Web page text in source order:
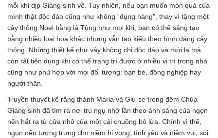
mỗi khi dịp Giáng sinh về. Tuy nhiên, nếu bạn muốn món quà của
mình thật độc đáo cũng như không “đụng hàng”, thay vì tặng một
cây thông Noel bằng lá Tùng như mọi khi, bạn có thể sáng tạo
bằng nhiều loại hoa khác nhưng vẫn tạo kiểu theo hình dáng cây
thông. Những thiết kế như vậy không chỉ độc đáo và mới lạ mà
còn rất tiện dụng khi có thể trang trí được ở nhiều vị trí trong nhà
cũng như phù hợp với mọi đối tượng: bạn bè, đồng nghiệp hay
người thân.
Truyền thuyết kể rằng thánh Maria và Giu-se trong đêm Chúa
Giáng sinh đã tìm ra nơi trú ngụ nhờ lần theo ánh sáng của ngọn
nến hắt ra từ cửa nhỏ của một cái chuồng bò lừa. Chính vì thế,
ngọn nến tượng trưng cho niềm hi vọng, tình yêu và niềm vui, soi